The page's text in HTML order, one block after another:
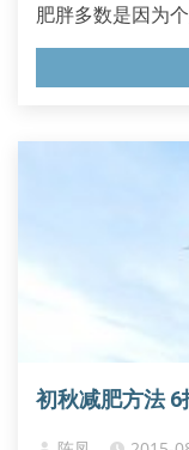
肥胖多数是因为
如何远离肥胖呢
事，让你轻轻松
初秋减肥方法